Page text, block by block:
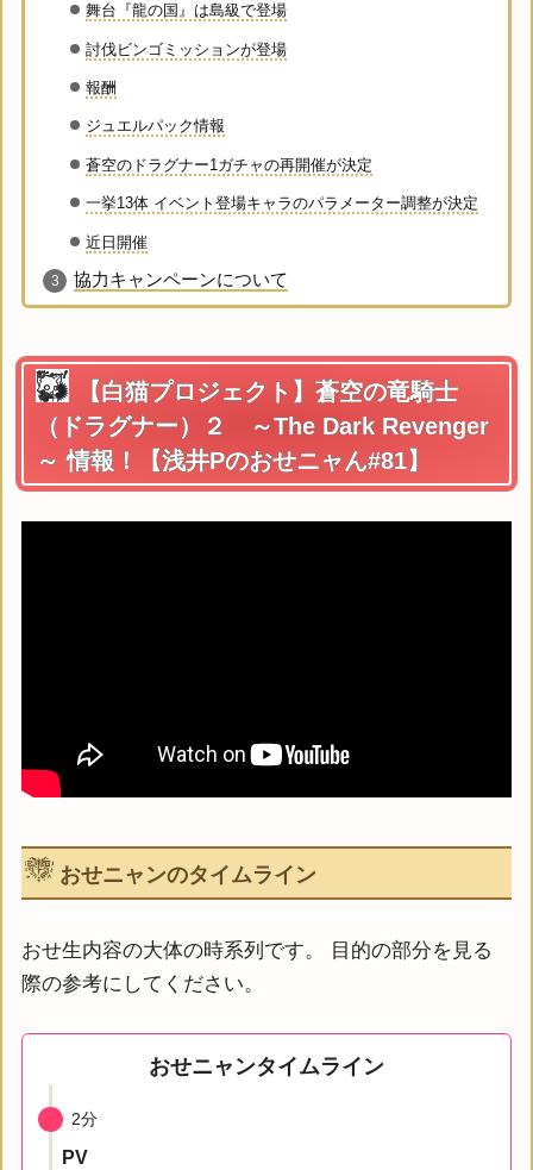
舞台『龍の国』は島級で登場
討伐ビンゴミッションが登場
報酬
ジュエルパック情報
蒼空のドラグナー1ガチャの再開催が決定
一挙13体 イベント登場キャラのパラメーター調整が決定
近日開催
協力キャンペーンについて
【白猫プロジェクト】蒼空の竜騎士
（ドラグナー）２ ～The Dark Revenger
～ 情報！【浅井Pのおせニャん#81】
おせニャンのタイムライン
おせ生内容の大体の時系列です。 目的の部分を見る
際の参考にしてください。
おせニャンタイムライン
2分
PV